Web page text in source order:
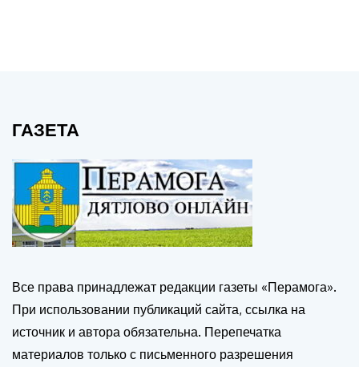
ГАЗЕТА
Все права принадлежат редакции газеты «Перамога».
При использовании публикаций сайта, ссылка на
источник и автора обязательна. Перепечатка
материалов только с письменного разрешения